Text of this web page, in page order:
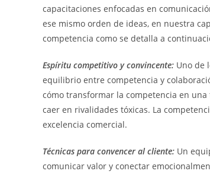
capacitaciones enfocadas en
ese mismo orden de ideas, en nuestra
competencia como se detalla a
Espíritu competitivo y convincente: Uno de
equilibrio entre competencia y
cómo transformar la competencia en
caer en rivalidades tóxicas. La
excelencia comercial.
Técnicas para convencer al cliente: Un
comunicar valor y conectar